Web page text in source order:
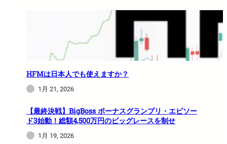
HFMは日本人でも使えますか？
1月 21, 2026
【最終決戦】BigBoss ボーナスグランプリ・エピソー
ド3始動！総額4,500万円のビッグレースを制せ
1月 19, 2026